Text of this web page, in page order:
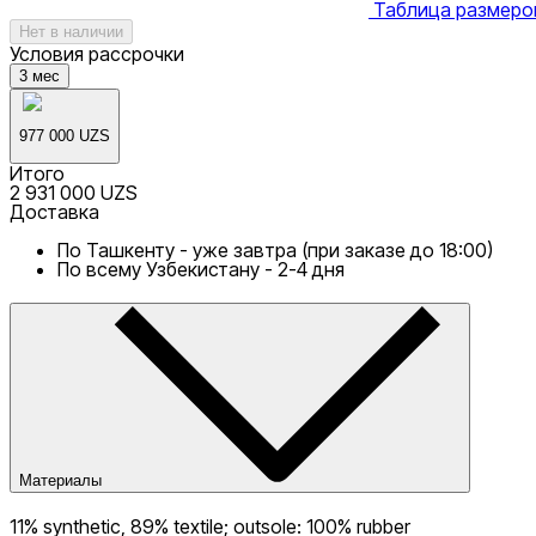
Таблица
Нет в наличии
Условия рассрочки
3 мес
977 000 UZS
Итого
2 931 000 UZS
Доставка
По Ташкенту - уже завтра (при заказе до 18:00)
По всему Узбекистану - 2-4 дня
Материалы
11% synthetic, 89% textile; outsole: 100% rubber